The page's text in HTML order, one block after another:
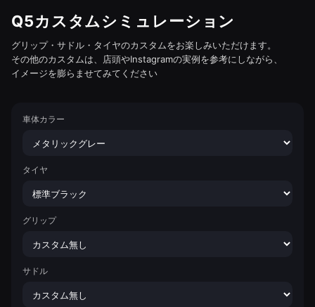
Q5カスタムシミュレーション
グリップ・サドル・タイヤのカスタムをお楽しみいただけます。
その他のカスタムは、店頭やInstagramの実例を参考にしながら、
イメージを膨らませてみてください
車体カラー
タイヤ
グリップ
サドル